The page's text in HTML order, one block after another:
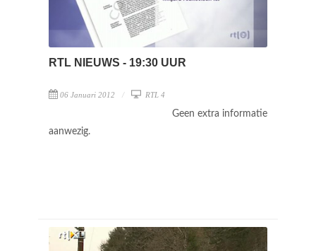
RTL NIEUWS - 19:30 UUR
06 Januari 2012 RTL 4
Geen extra informatie
aanwezig.